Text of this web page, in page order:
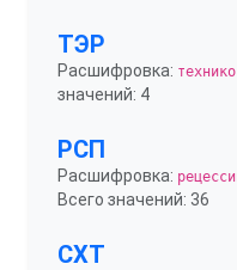
ТЭР
Расшифровка:
значений: 4
РСП
Расшифровка:
Всего значений: 36
СХТ